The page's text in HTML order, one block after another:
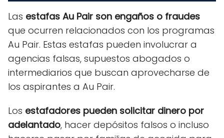
Las estafas Au Pair son engaños o fraudes
que ocurren relacionados con los programas
Au Pair. Estas estafas pueden involucrar a
agencias falsas, supuestos abogados o
intermediarios que buscan aprovecharse de
los aspirantes a Au Pair.
Los estafadores pueden solicitar dinero por
adelantado, hacer depósitos falsos o incluso